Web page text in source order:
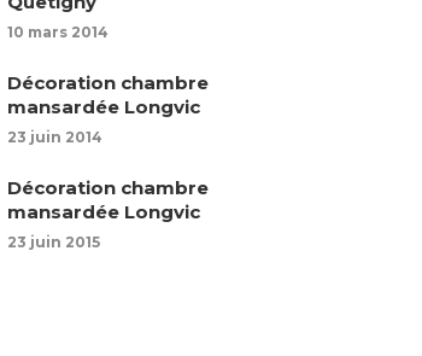
10 mars 2014
Décoration chambre
mansardée Longvic
23 juin 2014
Décoration chambre
mansardée Longvic
23 juin 2015